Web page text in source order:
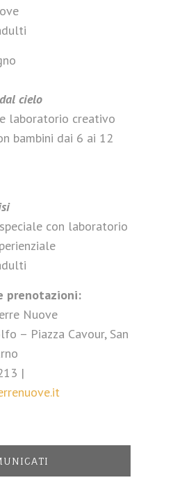
cielo
laboratorio creativo
bambini dai 6 ai 12
con laboratorio
prenotazioni:
Nuove
– Piazza Cavour, San
|